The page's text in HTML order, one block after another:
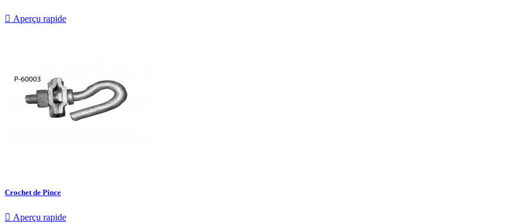
 Aperçu rapide
Crochet de Pince
 Aperçu rapide